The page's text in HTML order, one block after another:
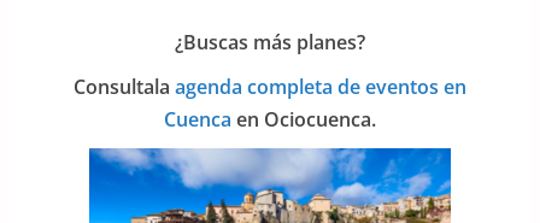
¿Buscas más planes?
Consultala agenda completa de eventos en
Cuenca en Ociocuenca.